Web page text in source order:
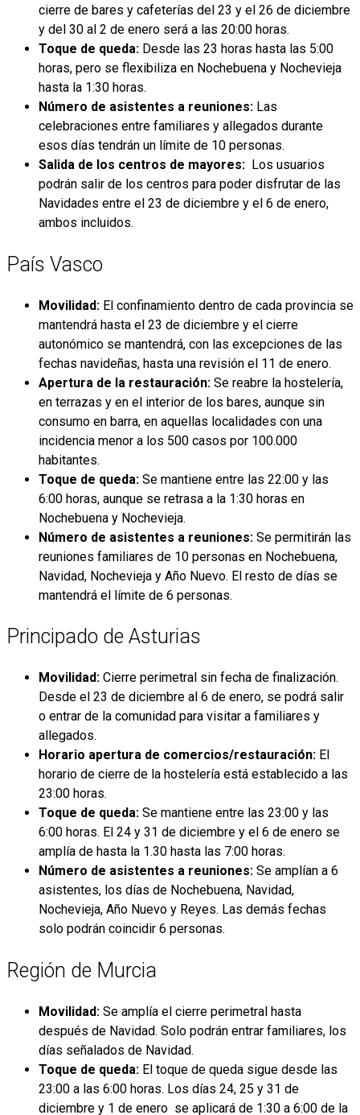
cierre de bares y cafeterías del 23 y el 26 de diciembre
y del 30 al 2 de enero será a las 20:00 horas.
Toque de queda: Desde las 23 horas hasta las 5:00
horas, pero se flexibiliza en Nochebuena y Nochevieja
hasta la 1:30 horas.
Número de asistentes a reuniones: Las
celebraciones entre familiares y allegados durante
esos días tendrán un límite de 10 personas.
Salida de los centros de mayores: Los usuarios
podrán salir de los centros para poder disfrutar de las
Navidades entre el 23 de diciembre y el 6 de enero,
ambos incluidos.
País Vasco
Movilidad: El confinamiento dentro de cada provincia se
mantendrá hasta el 23 de diciembre y el cierre
autonómico se mantendrá, con las excepciones de las
fechas navideñas, hasta una revisión el 11 de enero.
Apertura de la restauración: Se reabre la hostelería,
en terrazas y en el interior de los bares, aunque sin
consumo en barra, en aquellas localidades con una
incidencia menor a los 500 casos por 100.000
habitantes.
Toque de queda: Se mantiene entre las 22:00 y las
6:00 horas, aunque se retrasa a la 1:30 horas en
Nochebuena y Nochevieja.
Número de asistentes a reuniones: Se permitirán las
reuniones familiares de 10 personas en Nochebuena,
Navidad, Nochevieja y Año Nuevo. El resto de días se
mantendrá el límite de 6 personas.
Principado de Asturias
Movilidad: Cierre perimetral sin fecha de finalización.
Desde el 23 de diciembre al 6 de enero, se podrá salir
o entrar de la comunidad para visitar a familiares y
allegados.
Horario apertura de comercios/restauración: El
horario de cierre de la hostelería está establecido a las
23:00 horas.
Toque de queda: Se mantiene entre las 23:00 y las
6:00 horas. El 24 y 31 de diciembre y el 6 de enero se
amplía de hasta la 1.30 hasta las 7:00 horas.
Número de asistentes a reuniones: Se amplían a 6
asistentes, los días de Nochebuena, Navidad,
Nochevieja, Año Nuevo y Reyes. Las demás fechas
solo podrán coincidir 6 personas.
Región de Murcia
Movilidad: Se amplía el cierre perimetral hasta
después de Navidad. Solo podrán entrar familiares, los
días señalados de Navidad.
Toque de queda: El toque de queda sigue desde las
23:00 a las 6:00 horas. Los días 24, 25 y 31 de
diciembre y 1 de enero se aplicará de 1:30 a 6:00 de la